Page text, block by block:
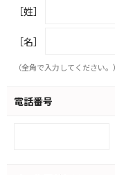
［姓］
［名］
（全角で入力してください。）
電話番号